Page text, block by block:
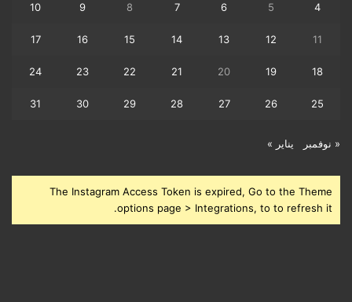
4
5
6
7
8
9
10
11
12
13
14
15
16
17
18
19
20
21
22
23
24
25
26
27
28
29
30
31
« نوفمبر يناير »
The Instagram Access Token is expired, Go to the Theme
options page > Integrations, to to refresh it.